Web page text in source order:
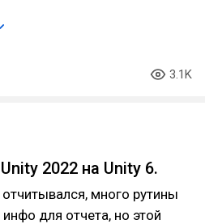
3.1K
2022 на Unity 6.
много рутины
для отчета, но этой